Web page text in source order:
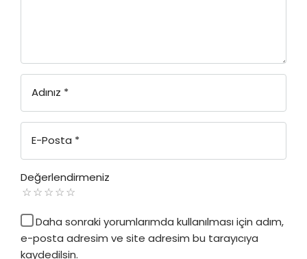
Adınız *
E-Posta *
Değerlendirmeniz
Daha sonraki yorumlarımda kullanılması için adım,
e-posta adresim ve site adresim bu tarayıcıya
kaydedilsin.